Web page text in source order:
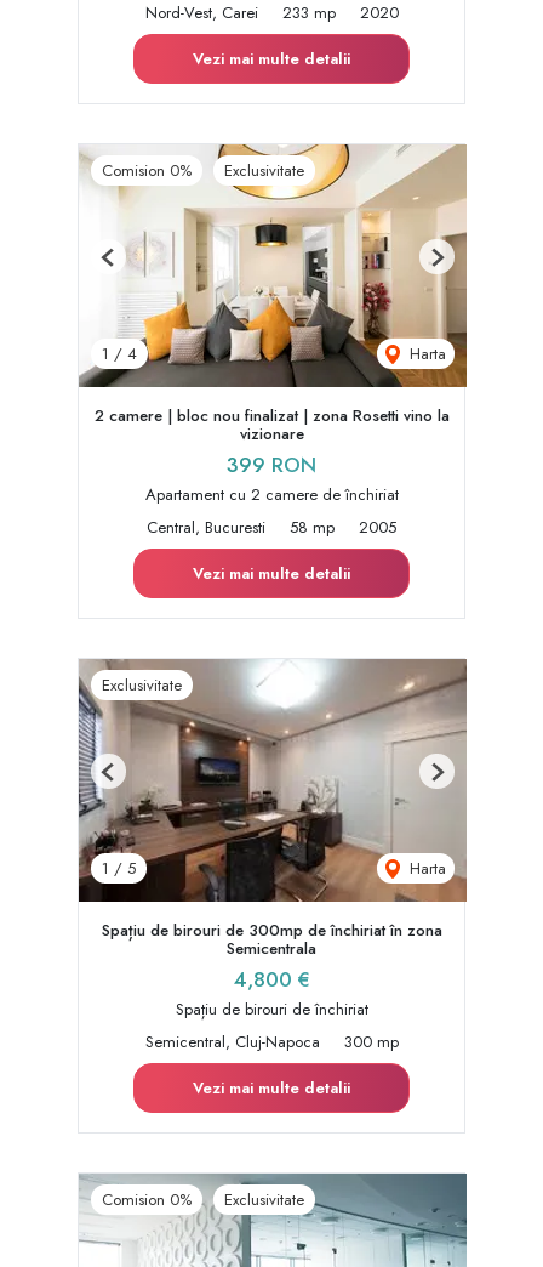
Nord-Vest, Carei
233 mp
2020
Vezi mai multe detalii
Comision 0% Exclusivitate
1 / 4 Harta
Previous Next
2 camere | bloc nou finalizat | zona Rosetti vino la
vizionare
399 RON
Apartament cu 2 camere de închiriat
Central, Bucuresti
58 mp
2005
Vezi mai multe detalii
Exclusivitate
1 / 5 Harta
Previous Next
Spațiu de birouri de 300mp de închiriat în zona
Semicentrala
4,800 €
Spațiu de birouri de închiriat
Semicentral, Cluj-Napoca
300 mp
Vezi mai multe detalii
Comision 0% Exclusivitate